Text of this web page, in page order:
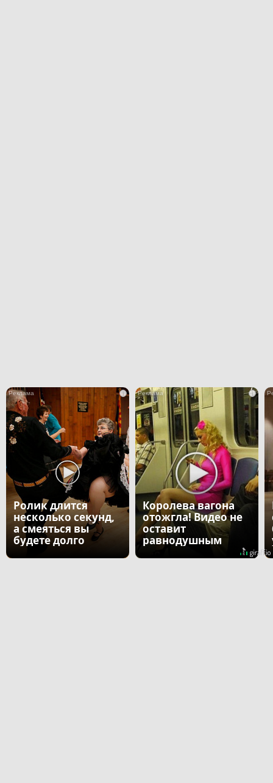
i
Ролик длится
несколько секунд,
а смеяться вы
будете долго
i
Королева вагона
отожгла! Видео не
оставит
равнодушным